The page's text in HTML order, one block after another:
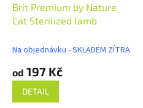
Brit Premium by Nature
Cat Sterilized lamb
Na objednávku - SKLADEM ZÍTRA
od 197 Kč
DETAIL